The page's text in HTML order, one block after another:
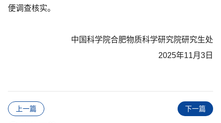
便调查核实。
中国科学院合肥物质科学研究院研究生处
2025年11月3日
上一篇 下一篇